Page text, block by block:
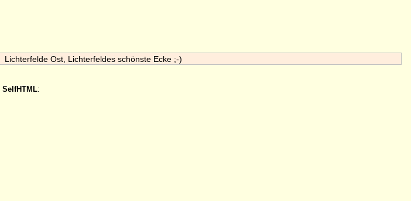
Lichterfelde Ost, Lichterfeldes schönste Ecke ;-)
SelfHTML: